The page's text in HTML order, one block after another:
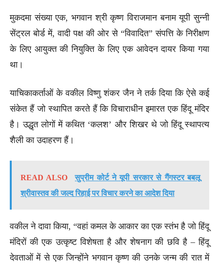
मुकदमा संख्या एक, भगवान श्री कृष्ण विराजमान बनाम यूपी सुन्नी
सेंट्रल बोर्ड में, वादी पक्ष की ओर से “विवादित” संपत्ति के निरीक्षण
के लिए आयुक्त की नियुक्ति के लिए एक आवेदन दायर किया गया
था।
याचिकाकर्ताओं के वकील विष्णु शंकर जैन ने तर्क दिया कि ऐसे कई
संकेत हैं जो स्थापित करते हैं कि विचाराधीन इमारत एक हिंदू मंदिर
है। उद्धृत लोगों में कथित ‘कलश’ और शिखर थे जो हिंदू स्थापत्य
शैली का उदाहरण हैं।
READ ALSO
सुप्रीम कोर्ट ने यूपी सरकार से गैंगस्टर बबलू
श्रीवास्तव की जल्द रिहाई पर विचार करने का आदेश दिया
वकील ने दावा किया, “वहां कमल के आकार का एक स्तंभ है जो हिंदू
मंदिरों की एक उत्कृष्ट विशेषता है और शेषनाग की छवि है – हिंदू
देवताओं में से एक जिन्होंने भगवान कृष्ण की उनके जन्म की रात में